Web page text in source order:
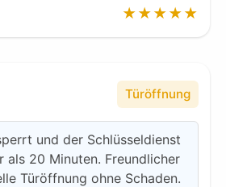
★★★★★
Türöffnung
und der Schlüsseldienst
als 20 Minuten. Freundlicher
Türöffnung ohne Schaden.